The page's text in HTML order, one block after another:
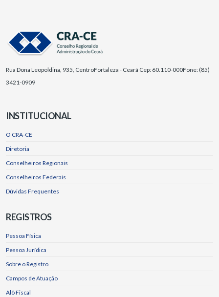
Rua Dona Leopoldina, 935, CentroFortaleza - Ceará Cep: 60.110-000Fone: (85)
3421-0909
INSTITUCIONAL
O CRA-CE
Diretoria
Conselheiros Regionais
Conselheiros Federais
Dúvidas Frequentes
REGISTROS
Pessoa Física
Pessoa Jurídica
Sobre o Registro
Campos de Atuação
Alô Fiscal